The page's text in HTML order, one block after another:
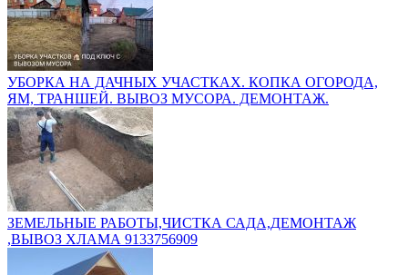
УБОРКА НА ДАЧНЫХ УЧАСТКАХ. КОПКА ОГОРОДА,
ЯМ, ТРАНШЕЙ. ВЫВОЗ МУСОРА. ДЕМОНТАЖ.
ЗЕМЕЛЬНЫЕ РАБОТЫ,ЧИСТКА САДА,ДЕМОНТАЖ
,ВЫВОЗ ХЛАМА 9133756909